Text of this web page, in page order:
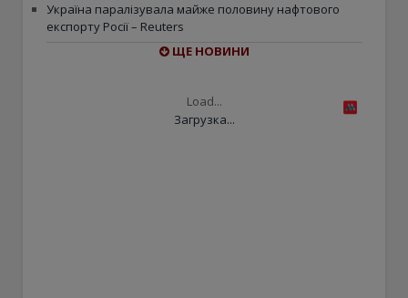
Україна паралізувала майже половину нафтового
експорту Росії – Reuters
ЩЕ НОВИНИ
Load...
Загрузка...